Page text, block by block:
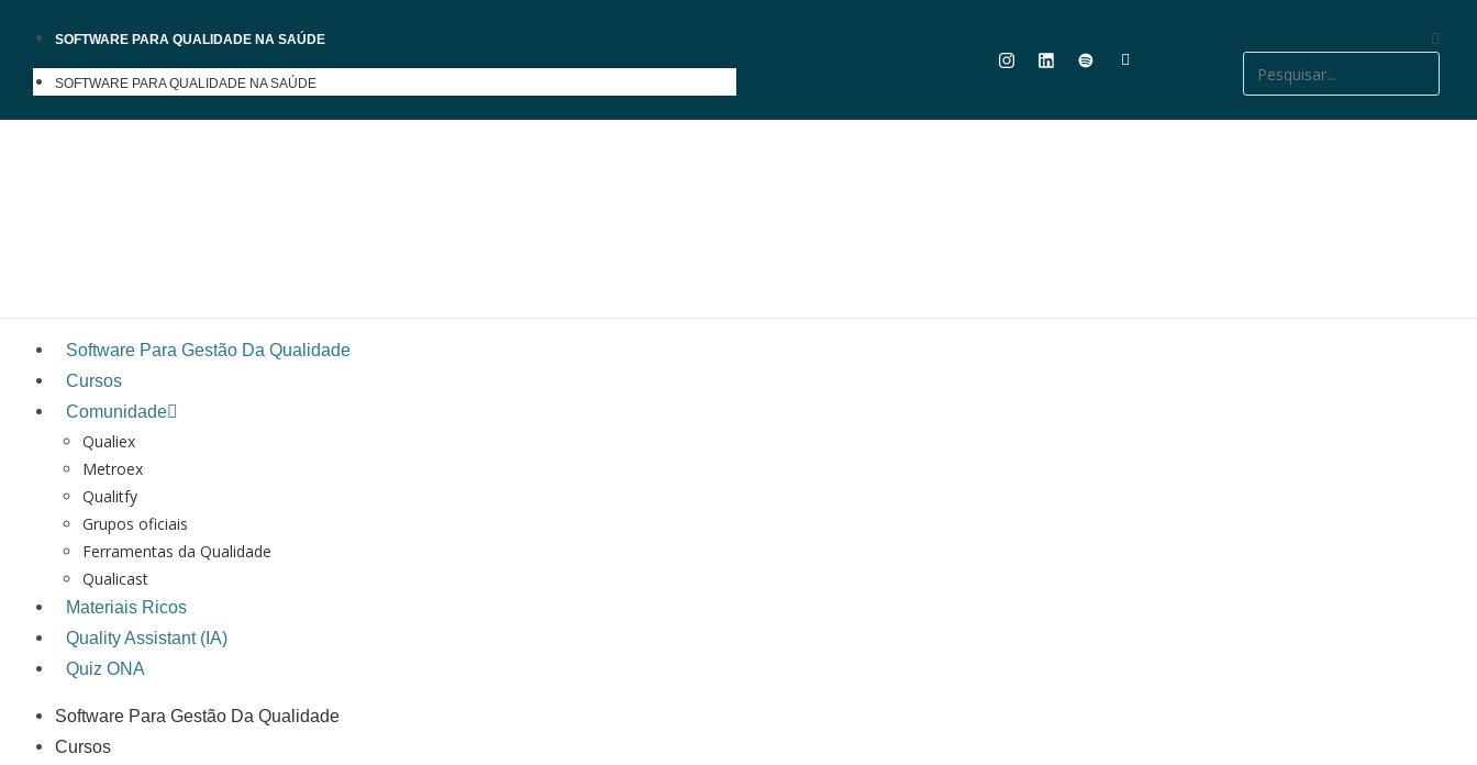
SOFTWARE PARA QUALIDADE NA SAÚDE
SOFTWARE PARA QUALIDADE NA SAÚDE
Software Para Gestão Da Qualidade
Cursos
Comunidade
Qualiex
Metroex
Qualitfy
Grupos oficiais
Ferramentas da Qualidade
Qualicast
Materiais Ricos
Quality Assistant (IA)
Quiz ONA
Software Para Gestão Da Qualidade
Cursos